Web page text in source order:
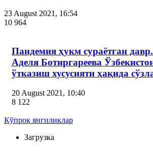
23 August 2021, 16:54
10 964
Пандемия ҳукм сураётган
Аделя Ботиргареева
ўтказиш хусусияти ҳақида
20 August 2021, 10:40
8 122
Кўпроқ янгиликлар
Загрузка